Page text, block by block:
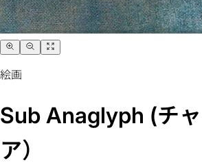
絵画
Sub Anaglyph (チ
ア）